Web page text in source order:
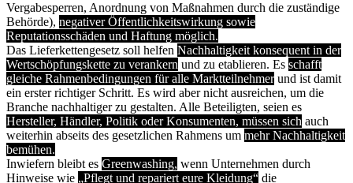
Vergabesperren, Anordnung von Maßnahmen durch die zuständige
Behörde), negativer Öffentlichkeitswirkung sowie
Reputationsschäden und Haftung möglich.
Das Lieferkettengesetz soll helfen Nachhaltigkeit konsequent in der
Wertschöpfungskette zu verankern und zu etablieren. Es schafft
gleiche Rahmenbedingungen für alle Marktteilnehmer und ist damit
ein erster richtiger Schritt. Es wird aber nicht ausreichen, um die
Branche nachhaltiger zu gestalten. Alle Beteiligten, seien es
Hersteller, Händler, Politik oder Konsumenten, müssen sich auch
weiterhin abseits des gesetzlichen Rahmens um mehr Nachhaltigkeit
bemühen.
Inwiefern bleibt es Greenwashing, wenn Unternehmen durch
Hinweise wie „Pflegt und repariert eure Kleidung“ die